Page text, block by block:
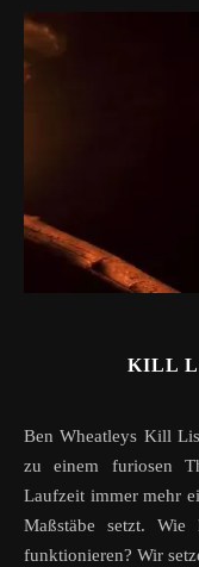
KILL
Ben Wheatleys Kill List beginnt wie ein Drama, entwickelt sich
zu einem furiosen
Laufzeit immer mehr
Maßstäbe setzt. Wie
funktionieren? Wir